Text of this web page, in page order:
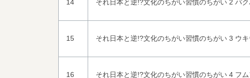
14 それ日本と逆!?文化のちがい習慣のちがい 2 パ
15 それ日本と逆!?文化のちがい習慣のちがい 3 ウ
16 それ日本と逆!?文化のちがい習慣のちがい 4 フ